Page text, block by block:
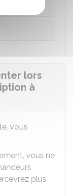
lors
à
vous
vous ne
plus